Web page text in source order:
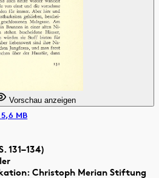
131–134)
Christoph Merian Stiftung
Vorschau anzeigen
MB